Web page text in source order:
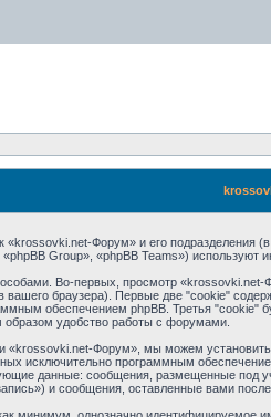
«krossovki.net-Форум» и его
«phpBB Group», «phpBB Teams»)
Во-первых, просмотр
браузера). Первые две "cookie"
обеспечением phpBB. Третья "cookie"
удобство работы с форумами.
«krossovki.net-Форум», мы можем
исключительно программным
данные: сообщения, размещенные под
и сообщения, оставленные вами